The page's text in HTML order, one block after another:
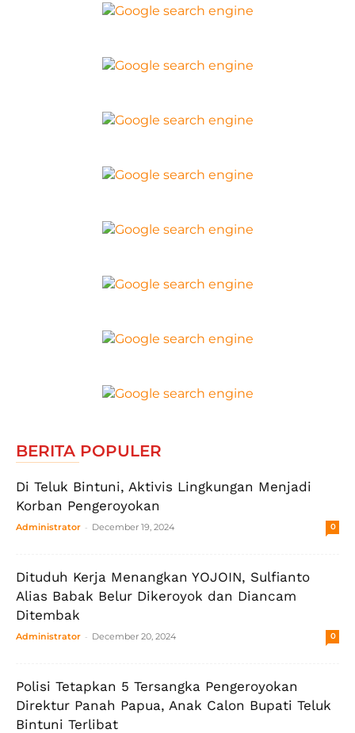
BERITA POPULER
Di Teluk Bintuni, Aktivis Lingkungan Menjadi
Korban Pengeroyokan
Administrator - December 19, 2024 0
Dituduh Kerja Menangkan YOJOIN, Sulfianto
Alias Babak Belur Dikeroyok dan Diancam
Ditembak
Administrator - December 20, 2024 0
Polisi Tetapkan 5 Tersangka Pengeroyokan
Direktur Panah Papua, Anak Calon Bupati Teluk
Bintuni Terlibat